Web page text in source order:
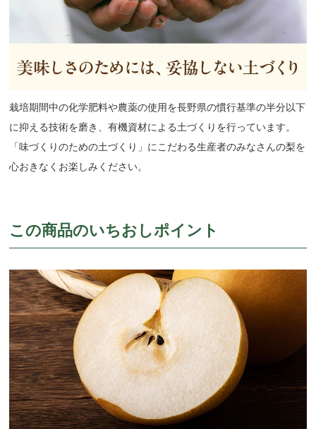
栽培期間中の化学肥料や農薬の使用を長野県の慣行基準の半分以下
に抑える技術を磨き、有機資材による土づくりを行っています。
「味づくりのための土づくり」にこだわる生産者のみなさんの梨を
心おきなくお楽しみください。
この商品のいちおしポイント